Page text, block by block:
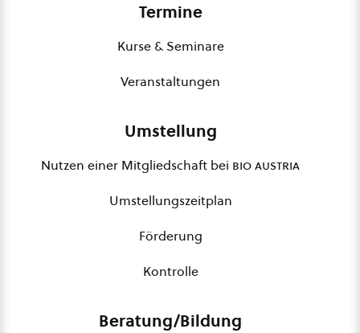
Termine
Kurse & Seminare
Veranstaltungen
Umstellung
Nutzen einer Mitgliedschaft bei bio austria
Umstellungszeitplan
Förderung
Kontrolle
Beratung/Bildung